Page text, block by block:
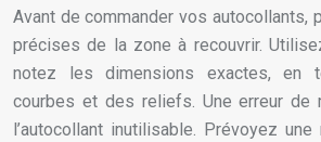
Avant de commander vos autocollants,
précises de la zone à recouvrir.
notez les dimensions exactes, en
courbes et des reliefs. Une erreur de
l’autocollant inutilisable. Prévoyez